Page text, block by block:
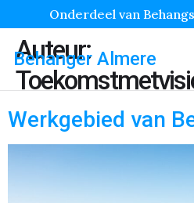
Onderdeel van
Behanger Almere
Auteur:
Werkgebied van